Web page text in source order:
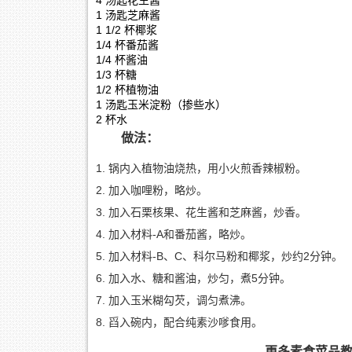
1 汤匙芝麻酱
1 1/2 杯椰浆
1/4 杯番茄酱
1/4 杯酱油
1/3 杯糖
1/2 杯植物油
1 汤匙玉米淀粉（掺些水）
2 杯水
做法：
锅内入植物油烧热，用小火煎香辣椒粉。
加入咖哩粉，略炒。
加入石栗核果、花生酱和芝麻酱，炒香。
加入材料-A和番茄酱，略炒。
加入材料-B、C、科尔马粉和椰浆，炒约2分钟。
加入水、糖和酱油，炒匀，煮5分钟。
加入玉米糊勾芡，调匀煮沸。
舀入碗内，配合纯素沙嗲食用。